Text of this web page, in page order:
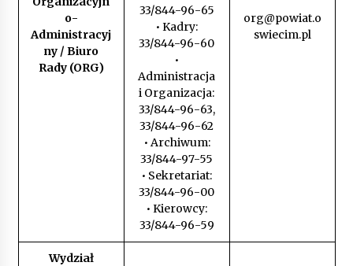
o-
Administracyj
ny / Biuro
Rady (ORG)
33/844-96-65
• Kadry:
33/844-96-60
•
Administracja
i Organizacja:
33/844-96-63,
33/844-96-62
• Archiwum:
33/844-97-55
• Sekretariat:
33/844-96-00
• Kierowcy:
33/844-96-59
org@powiat.o
swiecim.pl
Wydział